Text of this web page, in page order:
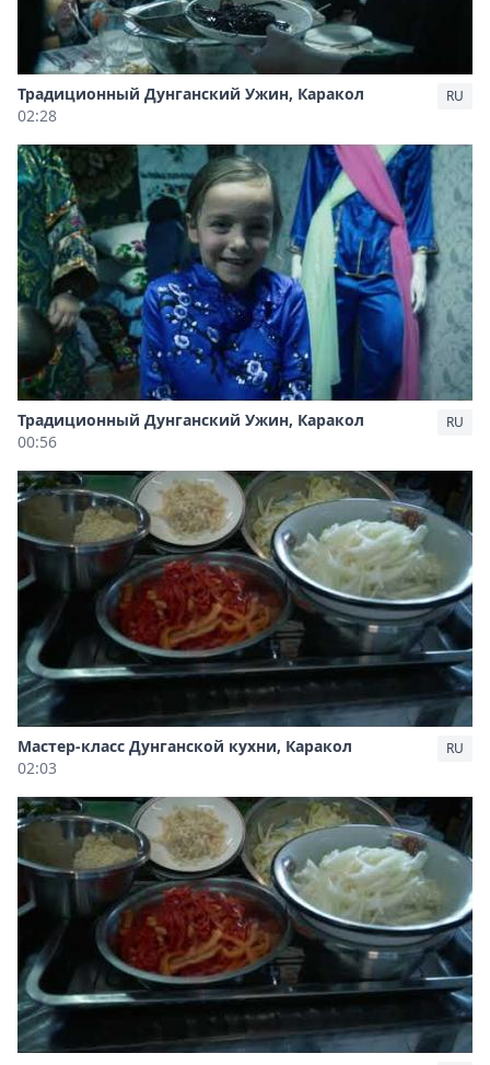
Традиционный Дунганский Ужин, Каракол
02:28
RU
Традиционный Дунганский Ужин, Каракол
00:56
RU
Мастер-класс Дунганской кухни, Каракол
02:03
RU